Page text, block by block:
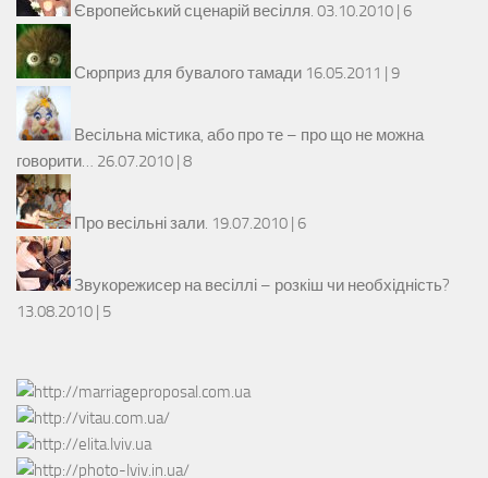
Європейський сценарій весілля. 03.10.2010 | 6
Сюрприз для бувалого тамади 16.05.2011 | 9
Весільна містика, або про те – про що не можна
говорити… 26.07.2010 | 8
Про весільні зали. 19.07.2010 | 6
Звукорежисер на весіллі – розкіш чи необхідність?
13.08.2010 | 5